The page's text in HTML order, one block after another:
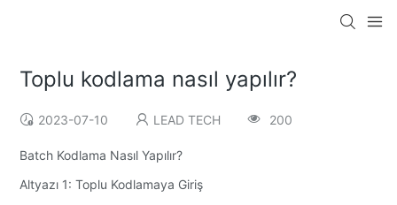
Toplu kodlama nasıl yapılır?
2023-07-10 LEAD TECH 200
Batch Kodlama Nasıl Yapılır?
Altyazı 1: Toplu Kodlamaya Giriş